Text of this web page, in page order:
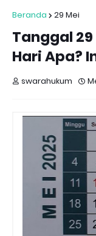
Beranda 29 Mei
Tanggal
Hari Apa?
swarahukum